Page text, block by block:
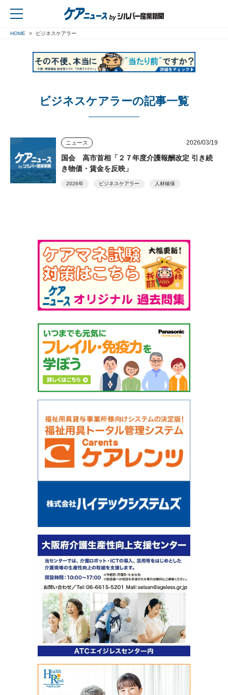
HOME ビジネスケアラー
ビジネスケアラーの記事一覧
ニュース 2026/03/19
国会 高市首相「２７年度介護報酬改定 引き続
き物価・賃金を反映」
2026年 ビジネスケアラー 人材確保